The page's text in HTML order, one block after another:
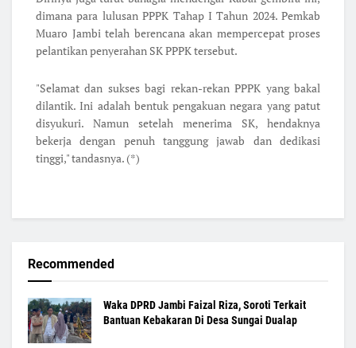
dimana para lulusan PPPK Tahap I Tahun 2024. Pemkab
Muaro Jambi telah berencana akan mempercepat proses
pelantikan penyerahan SK PPPK tersebut.
"Selamat dan sukses bagi rekan-rekan PPPK yang bakal
dilantik. Ini adalah bentuk pengakuan negara yang patut
disyukuri. Namun setelah menerima SK, hendaknya
bekerja dengan penuh tanggung jawab dan dedikasi
tinggi," tandasnya. (*)
Recommended
Waka DPRD Jambi Faizal Riza, Soroti Terkait
Bantuan Kebakaran Di Desa Sungai Dualap